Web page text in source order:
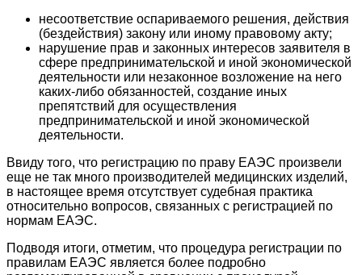
несоответствие оспариваемого решения, действия
(бездействия) закону или иному правовому акту;
нарушение прав и законных интересов заявителя в
сфере предпринимательской и иной экономической
деятельности или незаконное возложение на него
каких-либо обязанностей, создание иных
препятствий для осуществления
предпринимательской и иной экономической
деятельности.
Ввиду того, что регистрацию по праву ЕАЭС произвели
еще не так много производителей медицинских изделий,
в настоящее время отсутствует судебная практика
относительно вопросов, связанных с регистрацией по
нормам ЕАЭС.
Подводя итоги, отметим, что процедура регистрации по
правилам ЕАЭС является более подробно